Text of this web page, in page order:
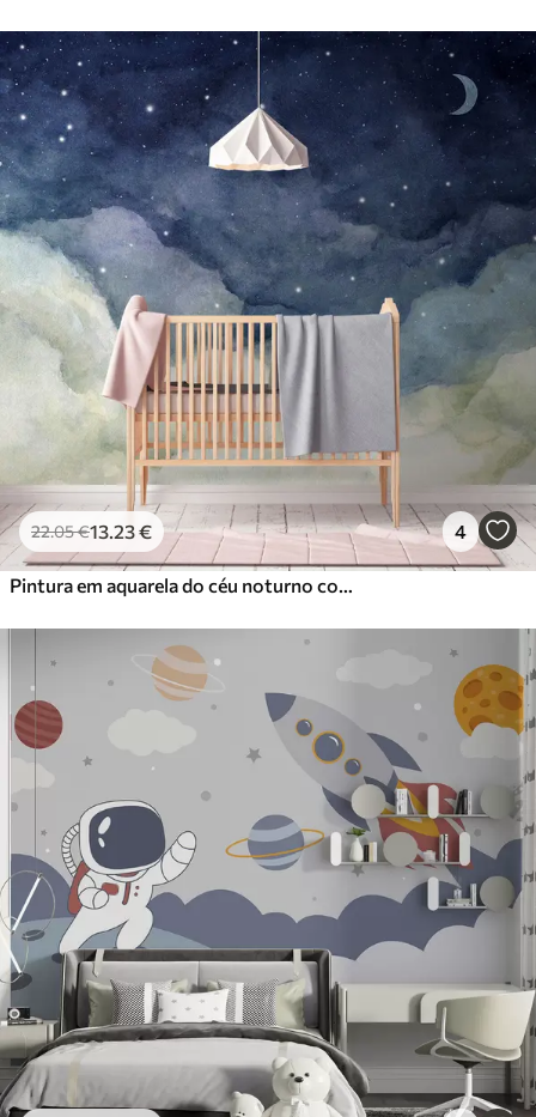
22.05€13.23€ 4
Pintura em aquarela do céu noturno com lua crescente e estrelas brilhantes